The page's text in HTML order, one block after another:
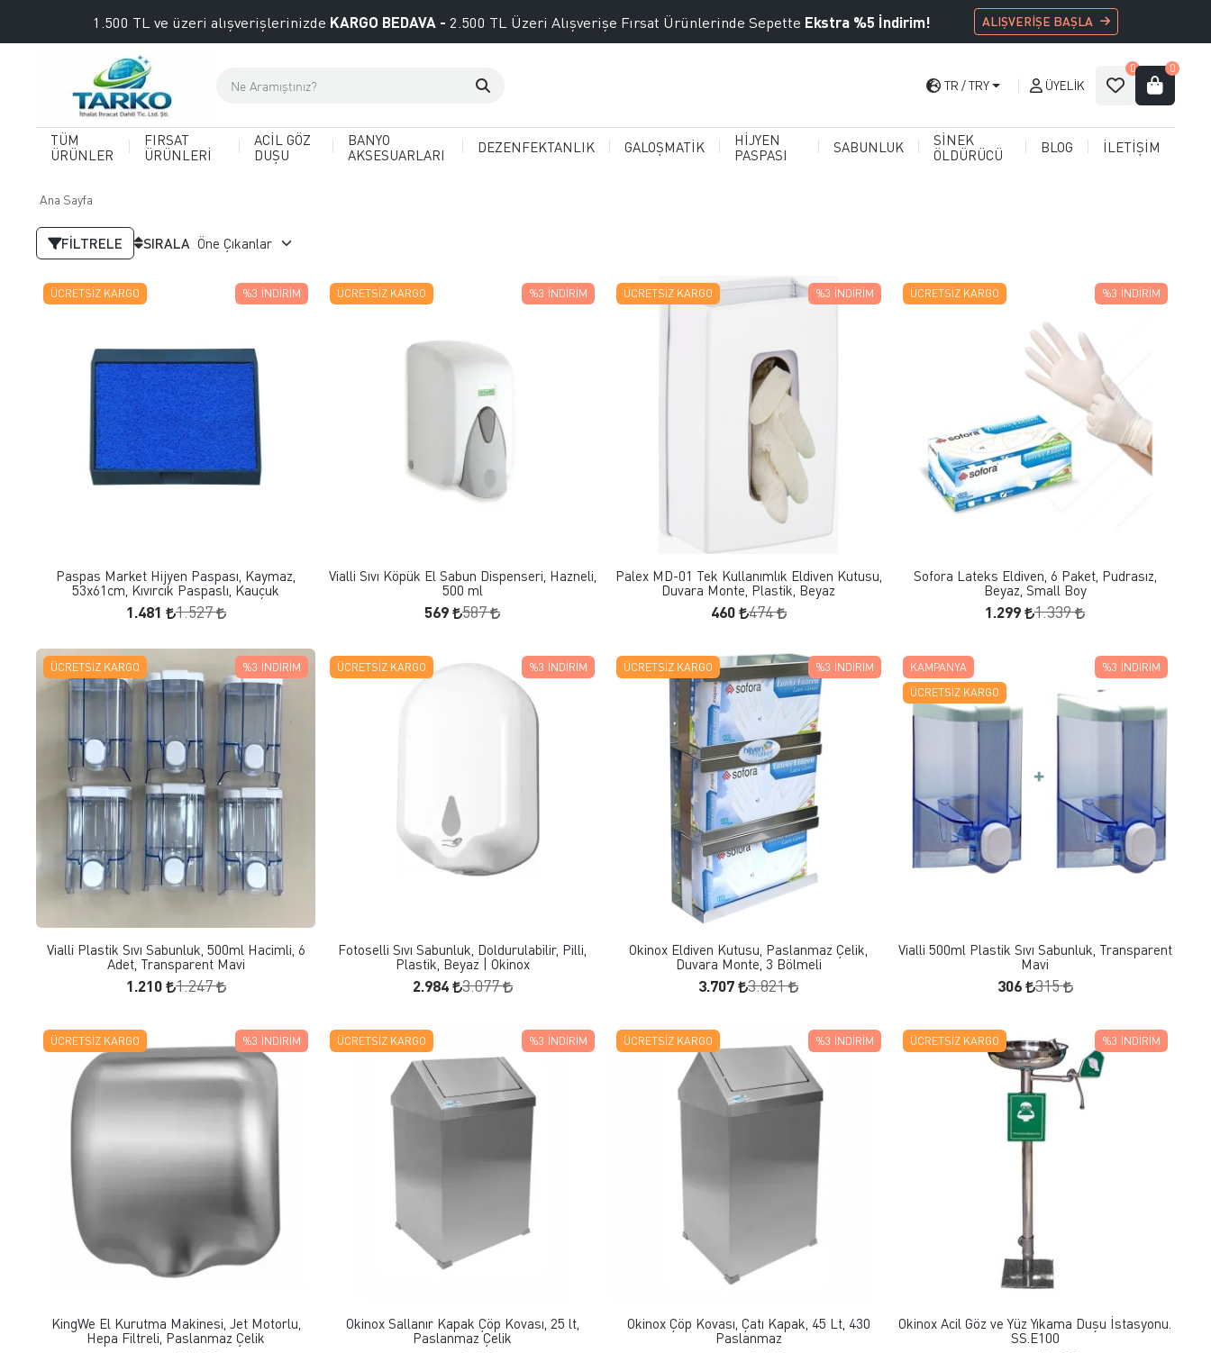
1.500 TL ve üzeri alışverişlerinizde KARGO BEDAVA - 2.500 TL Üzeri Alışverişe Fırsat Ürünlerinde Sepette Ekstra %5 İndirim! ALIŞVERİŞE BAŞLA
TR TRY ÜYELIK
0 0
TÜM
ÜRÜNLER
FIRSAT
ÜRÜNLERİ
ACİL GÖZ
DUŞU
BANYO
AKSESUARLARI
DEZENFEKTANLIK GALOŞMATİK
HİJYEN
PASPASI
SABUNLUK
SİNEK
ÖLDÜRÜCÜ
BLOG İLETİŞİM
Ana Sayfa
FILTRELE SIRALA
ÜCRETSIZ KARGO
Paspas Market Hijyen Paspası, Kaymaz,
53x61cm, Kıvırcık Paspaslı, Kauçuk
1.481 1.527
%3 İNDIRIM
FAVORILERE EKLE
ÜCRETSIZ KARGO
Vialli Sıvı Köpük El Sabun Dispenseri, Hazneli,
500 ml
569 587
%3 İNDIRIM
FAVORILERE EKLE
SEPETE EKLE
ÜCRETSIZ KARGO
Palex MD-01 Tek Kullanımlık Eldiven Kutusu,
Duvara Monte, Plastik, Beyaz
460 474
%3 İNDIRIM
FAVORILERE EKLE
ÜCRETSIZ KARGO
Sofora Lateks Eldiven, 6 Paket, Pudrasız,
Beyaz, Small Boy
1.299 1.339
%3 İNDIRIM
FAVORILERE EKLE
SEPETE EKLE
ÜCRETSIZ KARGO
Vialli Plastik Sıvı Sabunluk, 500ml Hacimli, 6
Adet, Transparent Mavi
1.210 1.247
%3 İNDIRIM
FAVORILERE EKLE
ÜCRETSIZ KARGO
Fotoselli Sıvı Sabunluk, Doldurulabilir, Pilli,
Plastik, Beyaz | Okinox
2.984 3.077
%3 İNDIRIM
FAVORILERE EKLE
SEPETE EKLE
ÜCRETSIZ KARGO
Okinox Eldiven Kutusu, Paslanmaz Çelik,
Duvara Monte, 3 Bölmeli
3.707 3.821
%3 İNDIRIM
FAVORILERE EKLE
KAMPANYA
ÜCRETSIZ KARGO
Vialli 500ml Plastik Sıvı Sabunluk, Transparent
Mavi
306 315
%3 İNDIRIM
SEPETE EKLE
ÜCRETSIZ KARGO
KingWe El Kurutma Makinesi, Jet Motorlu,
Hepa Filtreli, Paslanmaz Çelik
%3 İNDIRIM
FAVORILERE EKLE
SEPETE EKLE
ÜCRETSIZ KARGO
Okinox Sallanır Kapak Çöp Kovası, 25 lt,
Paslanmaz Çelik
%3 İNDIRIM
SEPETE EKLE
ÜCRETSIZ KARGO
Okinox Çöp Kovası, Çatı Kapak, 45 Lt, 430
Paslanmaz
%3 İNDIRIM
FAVORILERE EKLE
SEPETE EKLE
ÜCRETSIZ KARGO
Okinox Acil Göz ve Yüz Yıkama Duşu İstasyonu.
SS.E100
%3 İNDIRIM